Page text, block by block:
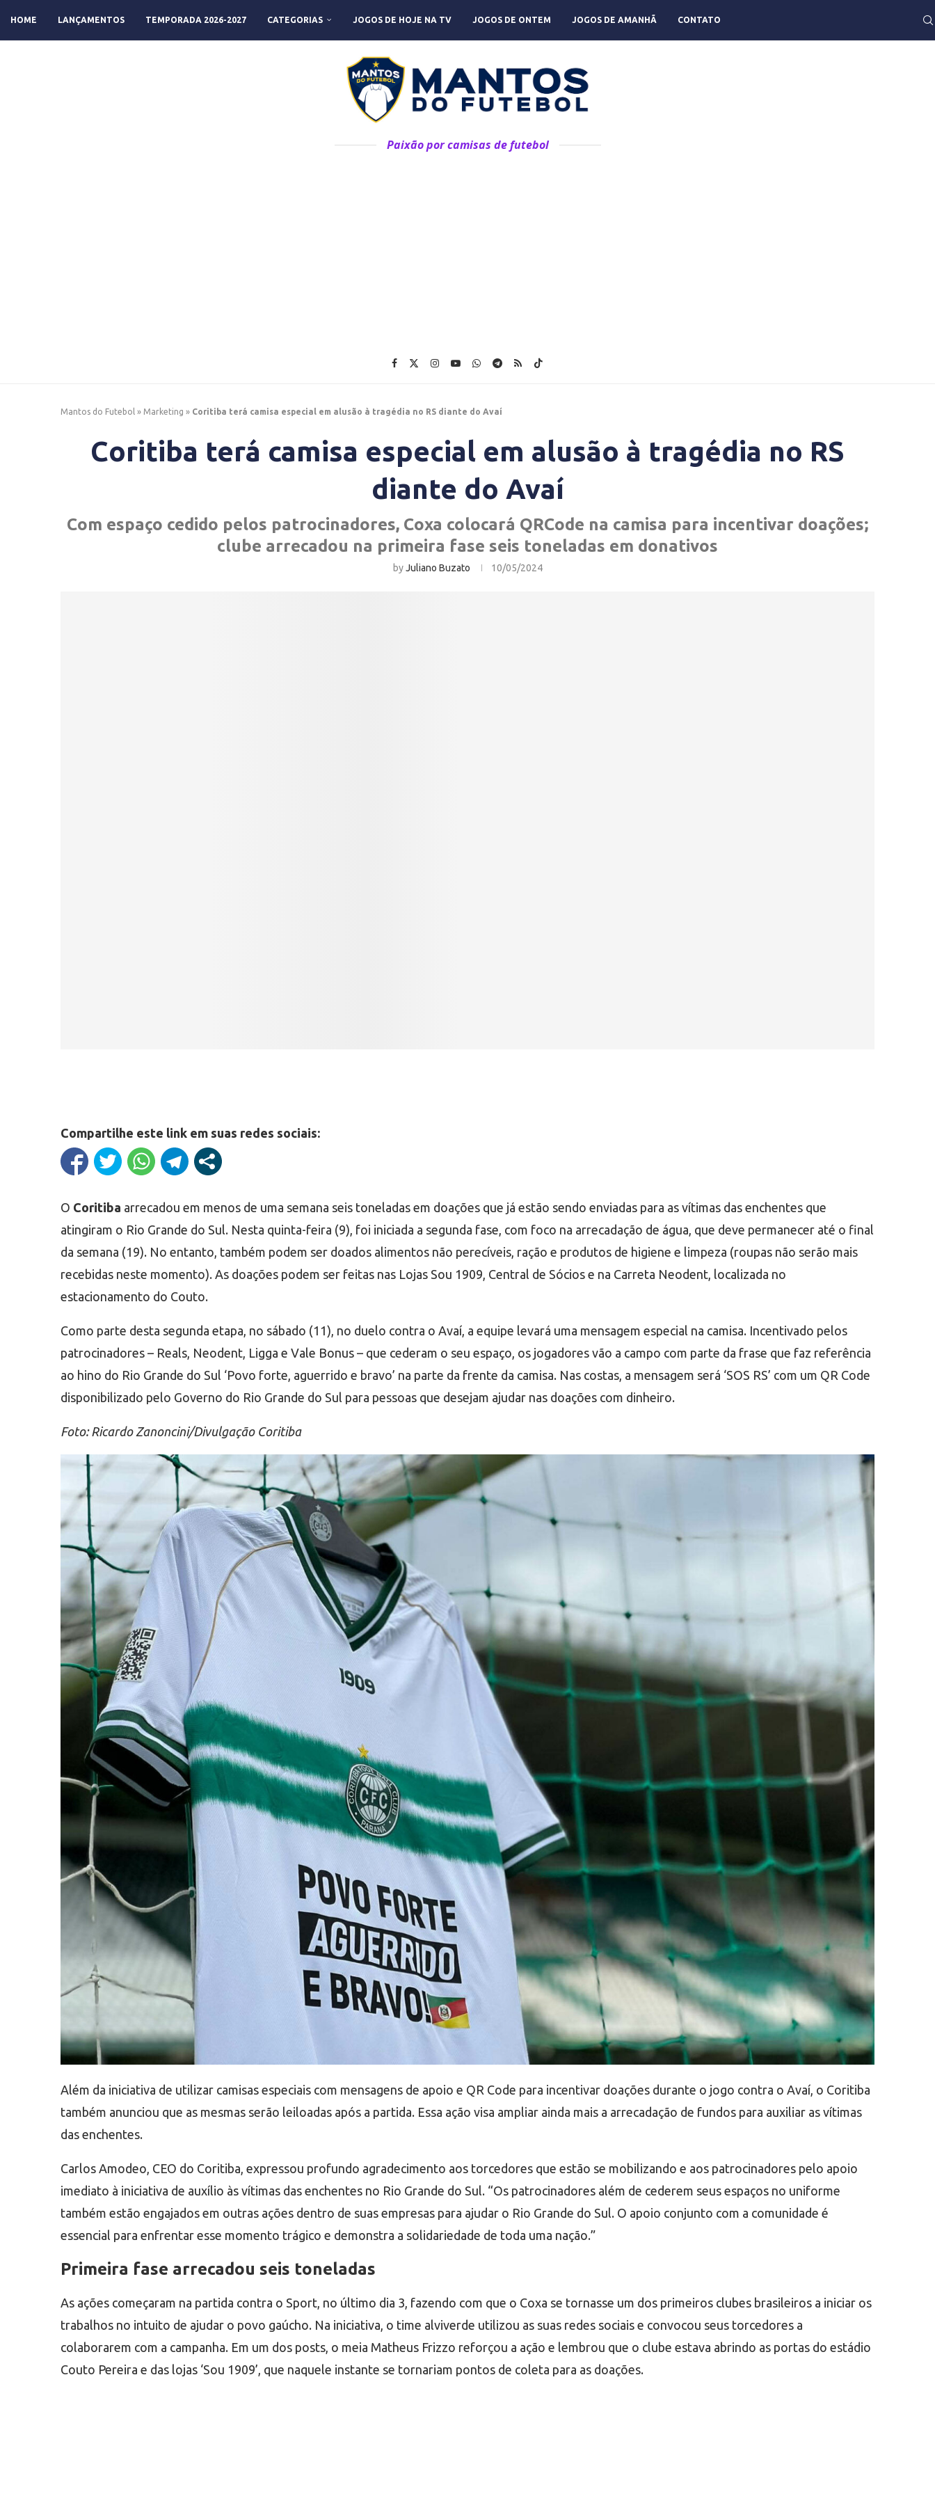
HOME LANÇAMENTOS TEMPORADA 2026-2027 CATEGORIAS JOGOS DE HOJE NA TV JOGOS DE ONTEM JOGOS DE AMANHÃ CONTATO
Paixão por camisas de futebol
Mantos do Futebol » Marketing » Coritiba terá camisa especial em alusão à tragédia no RS diante do Avaí
Coritiba terá camisa especial em alusão à tragédia no RS
diante do Avaí
Com espaço cedido pelos patrocinadores, Coxa colocará QRCode na camisa para incentivar doações;
clube arrecadou na primeira fase seis toneladas em donativos
byJuliano Buzato 10/05/2024
Compartilhe este link em suas redes sociais:
O Coritiba arrecadou em menos de uma semana seis toneladas em doações que já estão sendo enviadas para as vítimas das enchentes que
atingiram o Rio Grande do Sul. Nesta quinta-feira (9), foi iniciada a segunda fase, com foco na arrecadação de água, que deve permanecer até o final
da semana (19). No entanto, também podem ser doados alimentos não perecíveis, ração e produtos de higiene e limpeza (roupas não serão mais
recebidas neste momento). As doações podem ser feitas nas Lojas Sou 1909, Central de Sócios e na Carreta Neodent, localizada no
estacionamento do Couto.
Como parte desta segunda etapa, no sábado (11), no duelo contra o Avaí, a equipe levará uma mensagem especial na camisa. Incentivado pelos
patrocinadores – Reals, Neodent, Ligga e Vale Bonus – que cederam o seu espaço, os jogadores vão a campo com parte da frase que faz referência
ao hino do Rio Grande do Sul ‘Povo forte, aguerrido e bravo’ na parte da frente da camisa. Nas costas, a mensagem será ‘SOS RS’ com um QR Code
disponibilizado pelo Governo do Rio Grande do Sul para pessoas que desejam ajudar nas doações com dinheiro.
Foto: Ricardo Zanoncini/Divulgação Coritiba
Além da iniciativa de utilizar camisas especiais com mensagens de apoio e QR Code para incentivar doações durante o jogo contra o Avaí, o Coritiba
também anunciou que as mesmas serão leiloadas após a partida. Essa ação visa ampliar ainda mais a arrecadação de fundos para auxiliar as vítimas
das enchentes.
Carlos Amodeo, CEO do Coritiba, expressou profundo agradecimento aos torcedores que estão se mobilizando e aos patrocinadores pelo apoio
imediato à iniciativa de auxílio às vítimas das enchentes no Rio Grande do Sul. “Os patrocinadores além de cederem seus espaços no uniforme
também estão engajados em outras ações dentro de suas empresas para ajudar o Rio Grande do Sul. O apoio conjunto com a comunidade é
essencial para enfrentar esse momento trágico e demonstra a solidariedade de toda uma nação.”
Primeira fase arrecadou seis toneladas
As ações começaram na partida contra o Sport, no último dia 3, fazendo com que o Coxa se tornasse um dos primeiros clubes brasileiros a iniciar os
trabalhos no intuito de ajudar o povo gaúcho. Na iniciativa, o time alviverde utilizou as suas redes sociais e convocou seus torcedores a
colaborarem com a campanha. Em um dos posts, o meia Matheus Frizzo reforçou a ação e lembrou que o clube estava abrindo as portas do estádio
Couto Pereira e das lojas ‘Sou 1909’, que naquele instante se tornariam pontos de coleta para as doações.